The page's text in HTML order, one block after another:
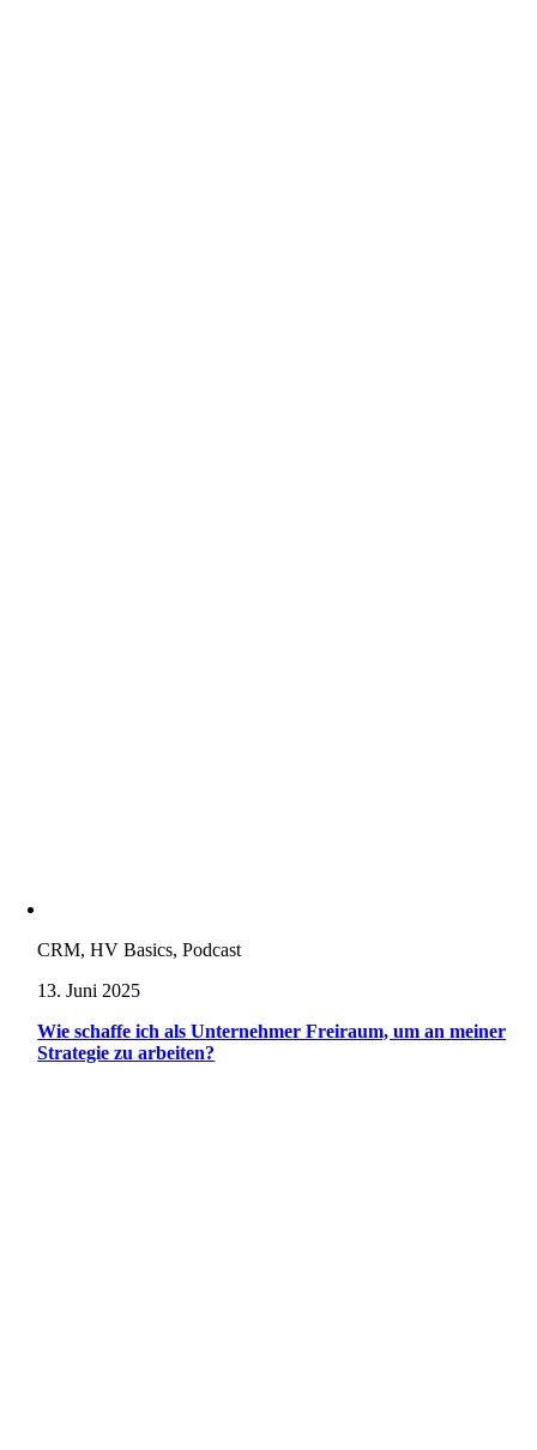
CRM, HV Basics, Podcast
13. Juni 2025
Wie schaffe ich als Unternehmer Freiraum, um an meiner
Strategie zu arbeiten?